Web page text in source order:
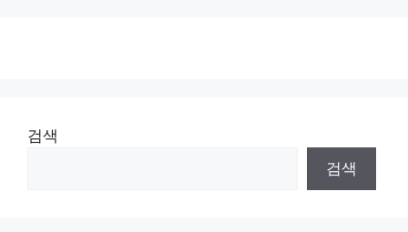
검색
검색